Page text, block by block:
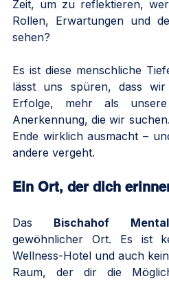
Zeit, um zu reflektieren,
Rollen, Erwartungen und
sehen?
Es ist diese menschliche
lässt uns spüren, dass
Erfolge, mehr als
Anerkennung, die wir
Ende wirklich ausmacht –
andere vergeht.
Ein Ort, der dich
Das Bischahof
gewöhnlicher Ort. Es ist
Wellness-Hotel und auch
Raum, der dir die